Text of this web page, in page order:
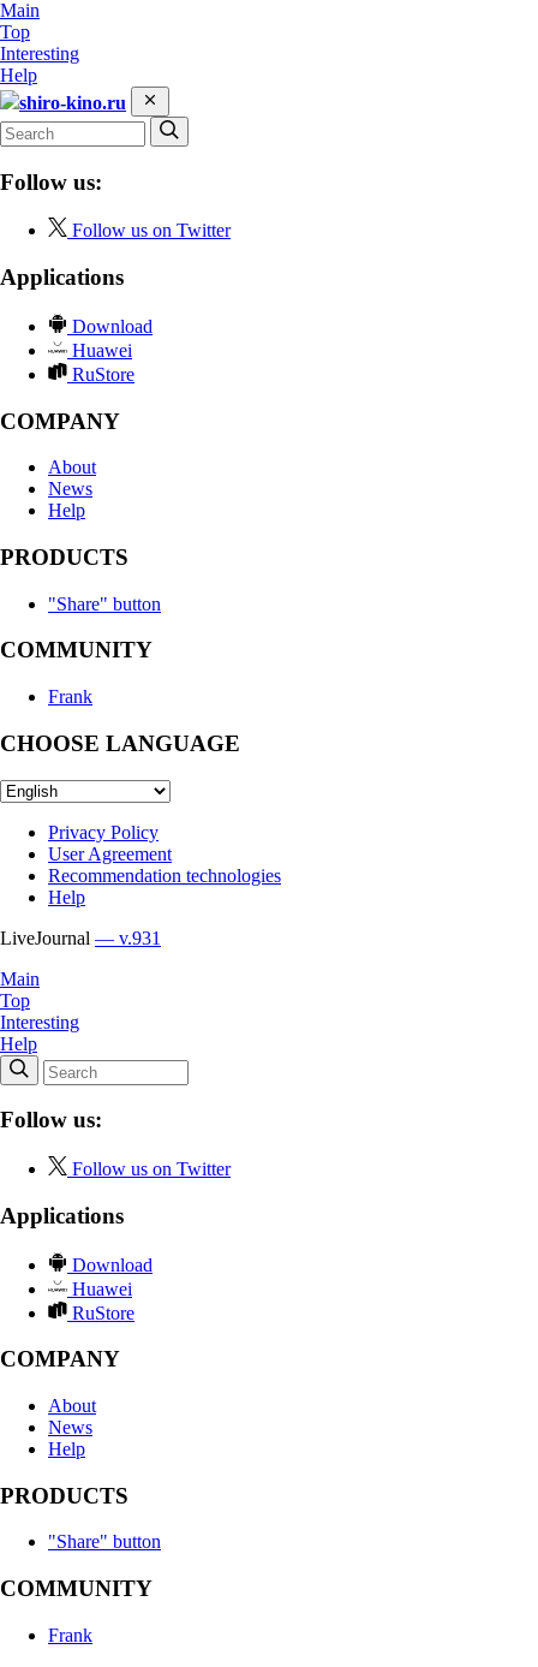
Main
Top
Interesting
Help
shiro-kino.ru
Follow us:
Follow us on Twitter
Applications
Download
Huawei
RuStore
COMPANY
About
News
Help
PRODUCTS
"Share" button
COMMUNITY
Frank
CHOOSE LANGUAGE
Privacy Policy
User Agreement
Recommendation technologies
Help
LiveJournal — v.931
Main
Top
Interesting
Help
Follow us:
Follow us on Twitter
Applications
Download
Huawei
RuStore
COMPANY
About
News
Help
PRODUCTS
"Share" button
COMMUNITY
Frank